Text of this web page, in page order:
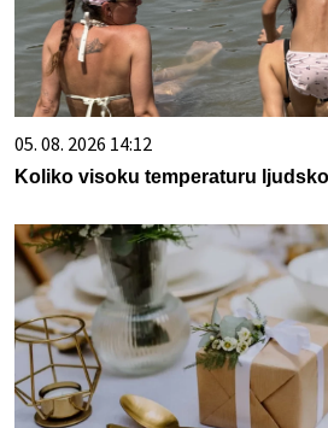
05. 08. 2026 14:12
Koliko visoku temperaturu